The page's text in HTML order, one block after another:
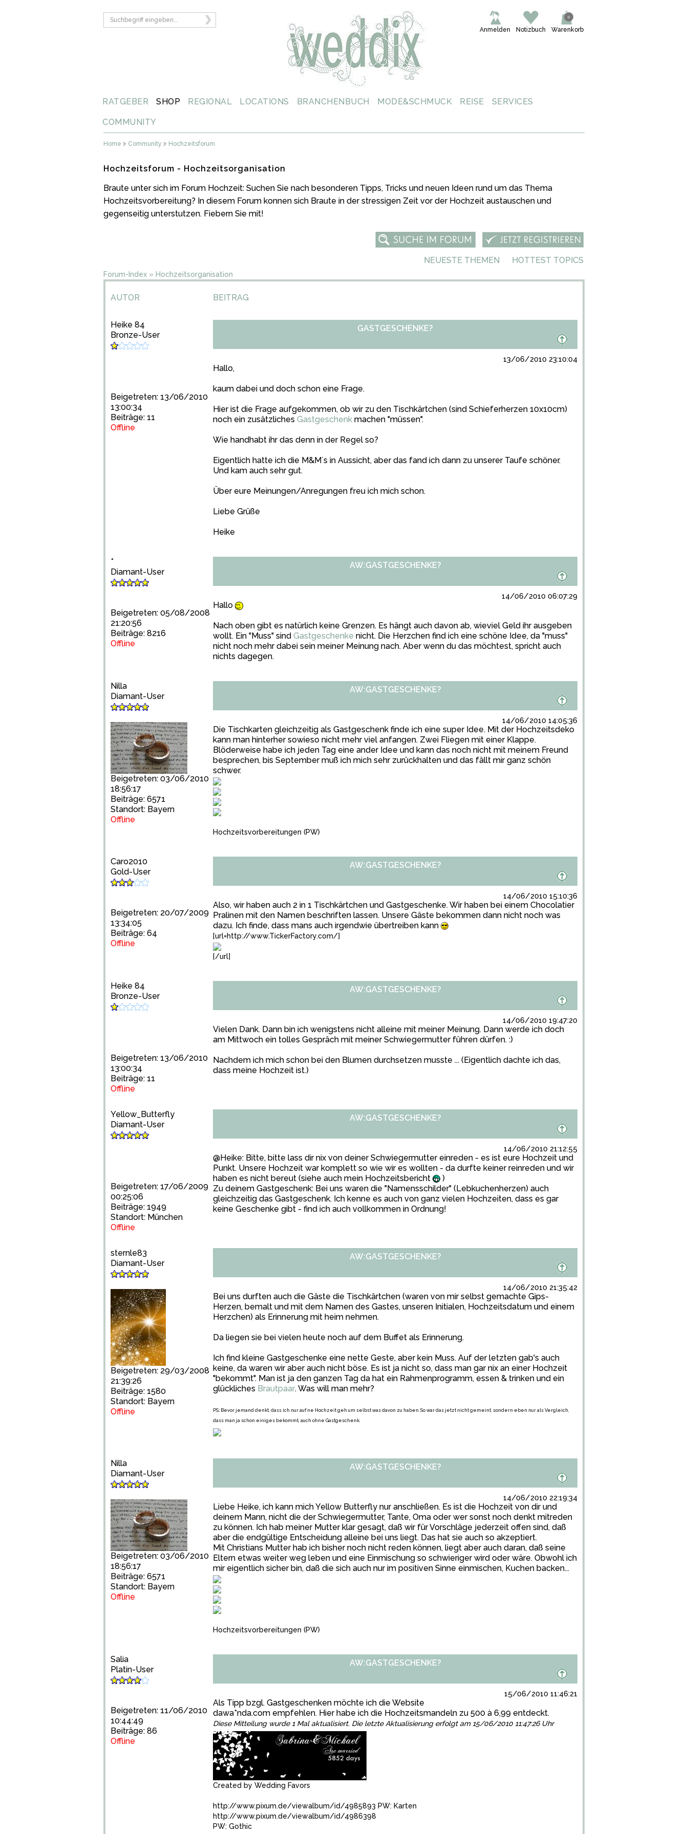
Warenkorb
0
Notizbuch
Anmelden
RATGEBER SHOP REGIONAL LOCATIONS BRANCHENBUCH MODE&SCHMUCK REISE SERVICES
COMMUNITY
Home Community Hochzeitsforum
Hochzeitsforum - Hochzeitsorganisation
Braute unter sich im Forum Hochzeit: Suchen Sie nach besonderen Tipps, Tricks und neuen Ideen rund um das Thema
Hochzeitsvorbereitung? In diesem Forum konnen sich Braute in der stressigen Zeit vor der Hochzeit austauschen und
gegenseitig unterstutzen. Fiebern Sie mit!
NEUESTE THEMEN HOTTEST TOPICS
Forum-Index » Hochzeitsorganisation
AUTOR BEITRAG
Heike 84
Bronze-User
Beigetreten: 13/06/2010
13:00:34
Beiträge: 11
Offline
GASTGESCHENKE?
13/06/2010 23:10:04
Hallo,
kaum dabei und doch schon eine Frage.
Hier ist die Frage aufgekommen, ob wir zu den Tischkärtchen (sind Schieferherzen 10x10cm)
noch ein zusätzliches Gastgeschenk machen "müssen".
Wie handhabt ihr das denn in der Regel so?
Eigentlich hatte ich die M&M´s in Aussicht, aber das fand ich dann zu unserer Taufe schöner.
Und kam auch sehr gut.
Über eure Meinungen/Anregungen freu ich mich schon.
Liebe Grüße
Heike
*
Diamant-User
Beigetreten: 05/08/2008
21:20:56
Beiträge: 8216
Offline
AW:GASTGESCHENKE?
14/06/2010 06:07:29
Hallo
Nach oben gibt es natürlich keine Grenzen. Es hängt auch davon ab, wieviel Geld ihr ausgeben
wollt. Ein "Muss" sind Gastgeschenke nicht. Die Herzchen find ich eine schöne Idee, da "muss"
nicht noch mehr dabei sein meiner Meinung nach. Aber wenn du das möchtest, spricht auch
nichts dagegen.
Nilla
Diamant-User
Beigetreten: 03/06/2010
18:56:17
Beiträge: 6571
Standort: Bayern
Offline
AW:GASTGESCHENKE?
14/06/2010 14:05:36
Die Tischkarten gleichzeitig als Gastgeschenk finde ich eine super Idee. Mit der Hochzeitsdeko
kann man hinterher sowieso nicht mehr viel anfangen. Zwei Fliegen mit einer Klappe.
Blöderweise habe ich jeden Tag eine ander Idee und kann das noch nicht mit meinem Freund
besprechen, bis September muß ich mich sehr zurückhalten und das fällt mir ganz schön
schwer.
Hochzeitsvorbereitungen (PW)
Caro2010
Gold-User
Beigetreten: 20/07/2009
13:34:05
Beiträge: 64
Offline
AW:GASTGESCHENKE?
14/06/2010 15:10:36
Also, wir haben auch 2 in 1 Tischkärtchen und Gastgeschenke. Wir haben bei einem Chocolatier
Pralinen mit den Namen beschriften lassen. Unsere Gäste bekommen dann nicht noch was
dazu. Ich finde, dass mans auch irgendwie übertreiben kann
[url=http://www.TickerFactory.com/]
[/url]
Heike 84
Bronze-User
Beigetreten: 13/06/2010
13:00:34
Beiträge: 11
Offline
AW:GASTGESCHENKE?
14/06/2010 19:47:20
Vielen Dank. Dann bin ich wenigstens nicht alleine mit meiner Meinung. Dann werde ich doch
am Mittwoch ein tolles Gespräch mit meiner Schwiegermutter führen dürfen. :)
Nachdem ich mich schon bei den Blumen durchsetzen musste ... (Eigentlich dachte ich das,
dass meine Hochzeit ist.)
Yellow_Butterfly
Diamant-User
Beigetreten: 17/06/2009
00:25:06
Beiträge: 1949
Standort: München
Offline
AW:GASTGESCHENKE?
14/06/2010 21:12:55
@Heike: Bitte, bitte lass dir nix von deiner Schwiegermutter einreden - es ist eure Hochzeit und
Punkt. Unsere Hochzeit war komplett so wie wir es wollten - da durfte keiner reinreden und wir
haben es nicht bereut (siehe auch mein Hochzeitsbericht
)
Zu deinem Gastgeschenk: Bei uns waren die "Namensschilder" (Lebkuchenherzen) auch
gleichzeitig das Gastgeschenk. Ich kenne es auch von ganz vielen Hochzeiten, dass es gar
keine Geschenke gibt - find ich auch vollkommen in Ordnung!
sternle83
Diamant-User
Beigetreten: 29/03/2008
21:39:26
Beiträge: 1580
Standort: Bayern
Offline
AW:GASTGESCHENKE?
14/06/2010 21:35:42
Bei uns durften auch die Gäste die Tischkärtchen (waren von mir selbst gemachte Gips-
Herzen, bemalt und mit dem Namen des Gastes, unseren Initialen, Hochzeitsdatum und einem
Herzchen) als Erinnerung mit heim nehmen.
Da liegen sie bei vielen heute noch auf dem Buffet als Erinnerung.
Ich find kleine Gastgeschenke eine nette Geste, aber kein Muss. Auf der letzten gab's auch
keine, da waren wir aber auch nicht böse. Es ist ja nicht so, dass man gar nix an einer Hochzeit
"bekommt". Man ist ja den ganzen Tag da hat ein Rahmenprogramm, essen & trinken und ein
glückliches Brautpaar. Was will man mehr?
PS.: Bevor jemand denkt, dass ich nur auf ne Hochzeit geh um selbst was davon zu haben. So war das jetzt nicht gemeint, sondern eben nur als Vergleich,
dass man ja schon einiges bekommt, auch ohne Gastgeschenk.
Nilla
Diamant-User
Beigetreten: 03/06/2010
18:56:17
Beiträge: 6571
Standort: Bayern
Offline
AW:GASTGESCHENKE?
14/06/2010 22:19:34
Liebe Heike, ich kann mich Yellow Butterfly nur anschließen. Es ist die Hochzeit von dir und
deinem Mann, nicht die der Schwiegermutter, Tante, Oma oder wer sonst noch denkt mitreden
zu können. Ich hab meiner Mutter klar gesagt, daß wir für Vorschläge jederzeit offen sind, daß
aber die endgültige Entscheidung alleine bei uns liegt. Das hat sie auch so akzeptiert.
Mit Christians Mutter hab ich bisher noch nicht reden können, liegt aber auch daran, daß seine
Eltern etwas weiter weg leben und eine Einmischung so schwieriger wird oder wäre. Obwohl ich
mir eigentlich sicher bin, daß die sich auch nur im positiven Sinne einmischen, Kuchen backen...
Hochzeitsvorbereitungen (PW)
Salia
Platin-User
Beigetreten: 11/06/2010
10:44:49
Beiträge: 86
Offline
AW:GASTGESCHENKE?
15/06/2010 11:46:21
Als Tipp bzgl. Gastgeschenken möchte ich die Website
dawa*nda.com empfehlen. Hier habe ich die Hochzeitsmandeln zu 500 à 6,99 entdeckt.
Diese Mitteilung wurde 1 Mal aktualisiert. Die letzte Aktualisierung erfolgt am 15/06/2010 11:47:26 Uhr
Created by Wedding Favors
http://www.pixum.de/viewalbum/id/4985893 PW: Karten
http://www.pixum.de/viewalbum/id/4986398
PW: Gothic